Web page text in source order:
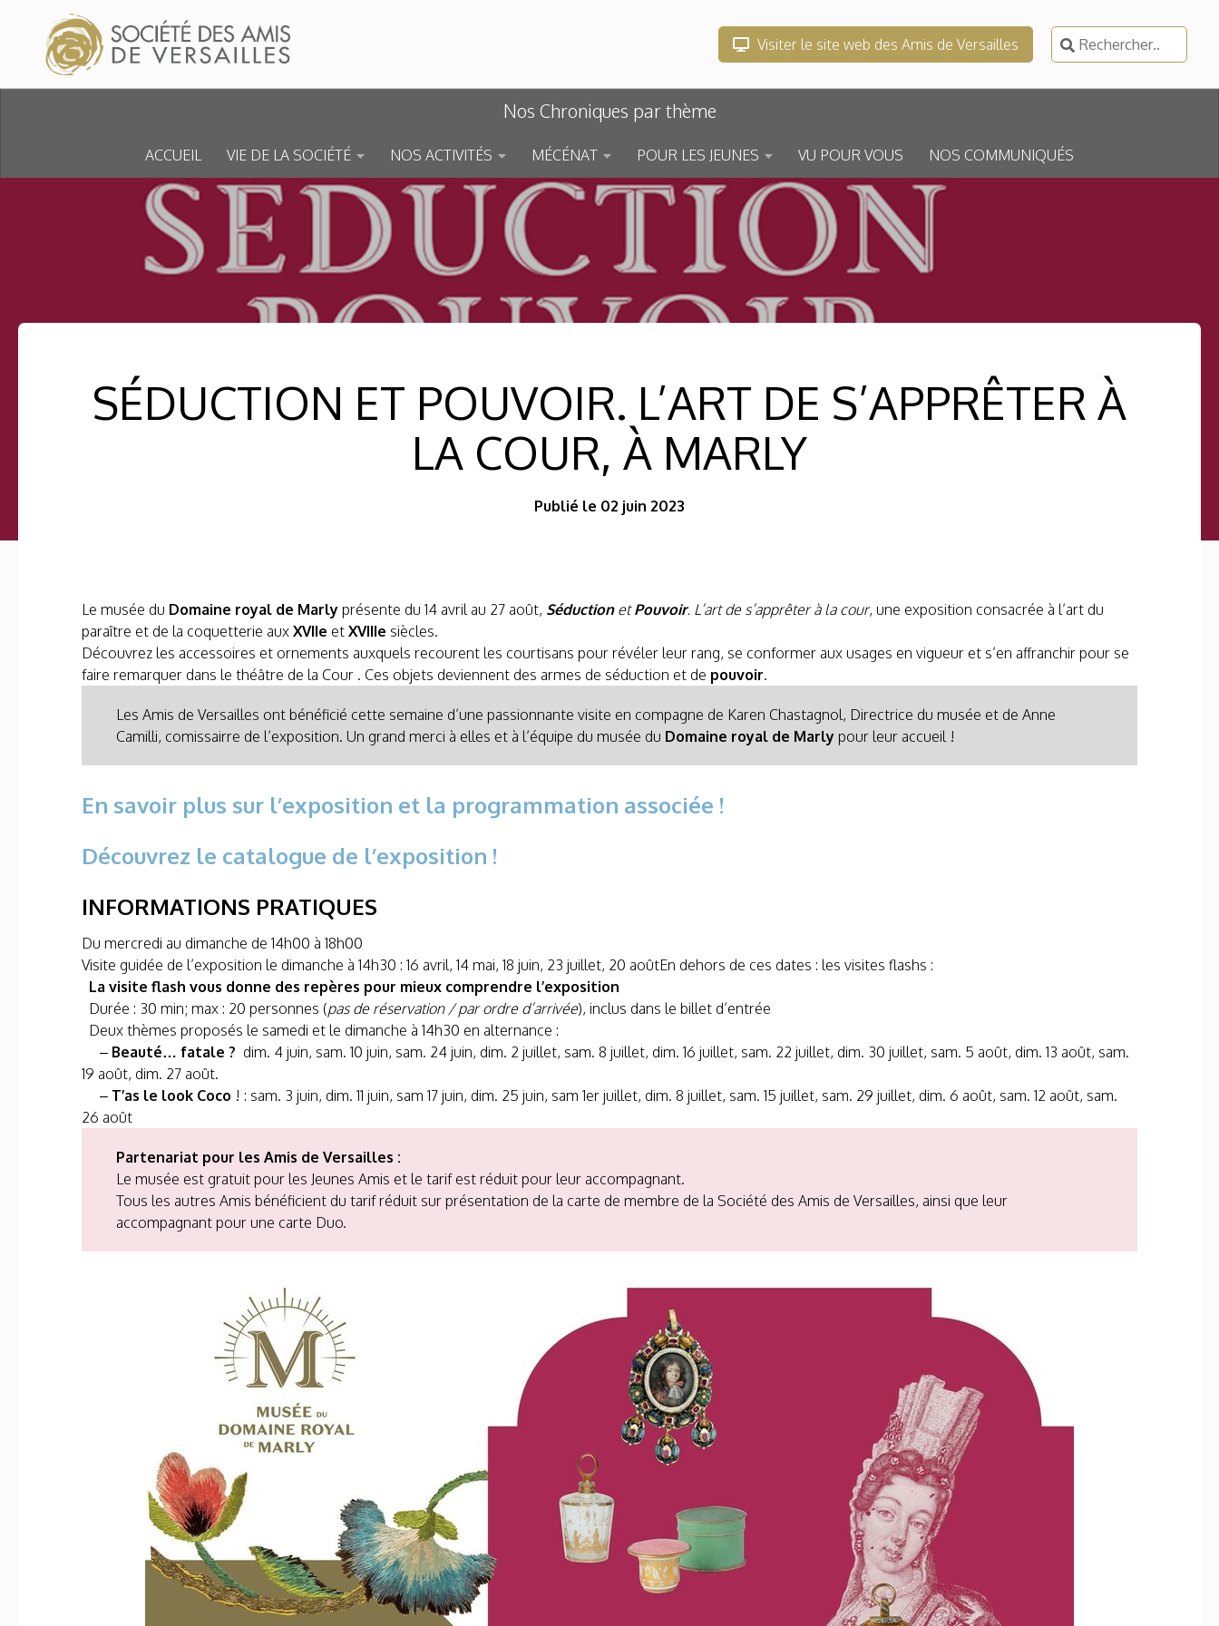
Skip to content
Visiter le site web des Amis de Versailles
Rechercher :
Nos Chroniques par thème
ACCUEIL VIE DE LA SOCIÉTÉ NOS ACTIVITÉS MÉCÉNAT POUR LES JEUNES VU POUR VOUS NOS COMMUNIQUÉS
SÉDUCTION ET POUVOIR. L’ART DE S’APPRÊTER À
LA COUR, À MARLY
Publié le 02 juin 2023
Le musée du Domaine royal de Marly présente du 14 avril au 27 août, Séduction etPouvoir. L’art de s’apprêter à la cour, une exposition consacrée à l’art du
paraître et de la coquetterie aux XVIIe et XVIIIe siècles.
Découvrez les accessoires et ornements auxquels recourent les courtisans pour révéler leur rang, se conformer aux usages en vigueur et s’en affranchir pour se
faire remarquer dans le théâtre de la Cour . Ces objets deviennent des armes de séduction et de pouvoir.
Les Amis de Versailles ont bénéficié cette semaine d’une passionnante visite en compagne de Karen Chastagnol, Directrice du musée et de Anne
Camilli, comissairre de l’exposition. Un grand merci à elles et à l’équipe du musée du Domaine royal de Marly pour leur accueil !
En savoir plus sur l’exposition et la programmation associée !
Découvrez le catalogue de l’exposition !
INFORMATIONS PRATIQUES
Du mercredi au dimanche de 14h00 à 18h00
Visite guidée de l’exposition le dimanche à 14h30 : 16 avril, 14 mai, 18 juin, 23 juillet, 20 aoûtEn dehors de ces dates : les visites flashs :
La visite flash vous donne des repères pour mieux comprendre l’exposition
Durée : 30 min; max : 20 personnes (pas de réservation / par ordre d’arrivée), inclus dans le billet d’entrée
Deux thèmes proposés le samedi et le dimanche à 14h30 en alternance :
– Beauté… fatale ? dim. 4 juin, sam. 10 juin, sam. 24 juin, dim. 2 juillet, sam. 8 juillet, dim. 16 juillet, sam. 22 juillet, dim. 30 juillet, sam. 5 août, dim. 13 août, sam.
19 août, dim. 27 août.
– T’as le look Coco ! : sam. 3 juin, dim. 11 juin, sam 17 juin, dim. 25 juin, sam 1er juillet, dim. 8 juillet, sam. 15 juillet, sam. 29 juillet, dim. 6 août, sam. 12 août, sam.
26 août
Partenariat pour les Amis de Versailles :
Le musée est gratuit pour les Jeunes Amis et le tarif est réduit pour leur accompagnant.
Tous les autres Amis bénéficient du tarif réduit sur présentation de la carte de membre de la Société des Amis de Versailles, ainsi que leur
accompagnant pour une carte Duo.